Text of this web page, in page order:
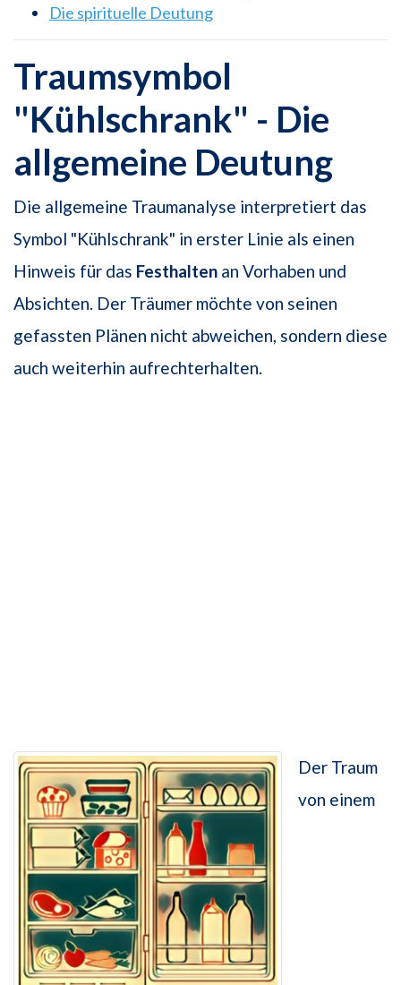
Die spirituelle Deutung
Traumsymbol
"Kühlschrank" - Die
allgemeine Deutung
Die allgemeine Traumanalyse interpretiert das
Symbol "Kühlschrank" in erster Linie als einen
Hinweis für das Festhalten an Vorhaben und
Absichten. Der Träumer möchte von seinen
gefassten Plänen nicht abweichen, sondern diese
auch weiterhin aufrechterhalten.
Der Traum
von einem